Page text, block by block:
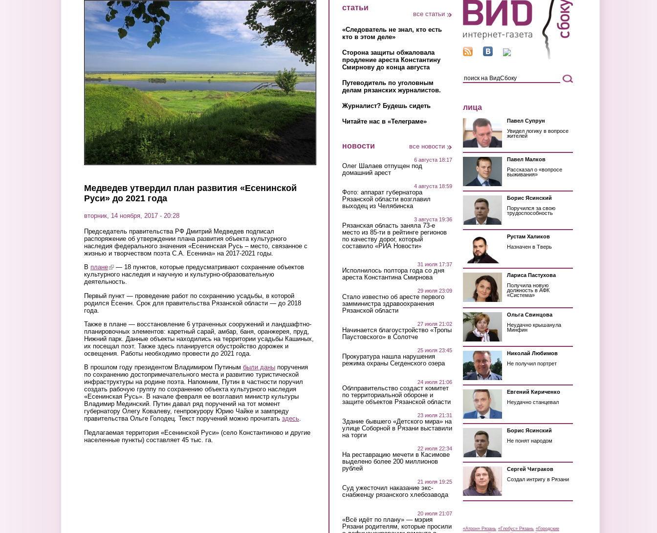
Перейти к основному содержанию
Медведев утвердил план развития «Есенинской
Руси» до 2021 года
вторник, 14 ноября, 2017 - 20:28
Председатель правительства РФ Дмитрий Медведев подписал
распоряжение об утверждении плана развития объекта культурного
наследия федерального значения «Есенинская Русь – место, связанное с
жизнью и творчеством поэта С.А. Есенина» на 2017-2021 годы.
В плане(link is external)
— 18 пунктов, которые предусматривают сохранение объектов
культурного наследия и научную и культурно-образовательную
деятельность.
Первый пункт — проведение работ по сохранению усадьбы, в которой
родился Есенин. Срок для правительства Рязанской области — до 2018
года.
Также в плане — восстановление 6 утраченных сооружений и ландшафтно-
планировочных элементов: каретный сарай, амбар, баня, оранжерея, пруд,
Нижний парк. Данные объекты находились на территории усадьбы Кашиных,
их посещал поэт. Также здесь планируется обустройство дорожек и
освещения. Работы необходимо провести до 2021 года.
В прошлом году президентом Владимиром Путиным были даны поручения
по сохранению достопримечательного места и развитию туристической
инфраструктуры на родине поэта. Напомним, Путин в частности поручил
создать рабочую группу по сохранению объекта культурного наследия
«Есенинская Русь». В начале февраля ее возглавил министр культуры
Владимир Мединский. Путин давал ряд поручений на тот момент
губернатору Олегу Ковалеву, генпрокурору Юрию Чайке и зампреду
правительства Ольге Голодец. Текст поручений можно прочитать здесь.
Педлагаемая территория «Есенинской Руси» (село Константиново и другие
населенные пункты) составляет 45 тыс. га.
статьи
все статьи
«Следователь не знал, кто есть
кто в этом деле»
Сторона защиты обжаловала
продление ареста Константину
Смирнову до конца августа
Путеводитель по уголовным
делам рязанских журналистов.
Журналист? Будешь сидеть
Читайте нас в «Телеграме»
новости все новости
6 августа 18:17
Олег Шалаев отпущен под
домашний арест
4 августа 18:59
Фото: аппарат губернатора
Рязанской области возглавил
выходец из Челябинска
3 августа 19:36
Рязанская область заняла 73-е
место из 85-ти в рейтинге регионов
по качеству дорог, который
составило «РИА Новости»
31 июля 17:37
Исполнилось полтора года со дня
ареста Константина Смирнова
29 июля 23:09
Стало известно об аресте первого
замминистра здравоохранения
Рязанской области
27 июля 21:02
Начинается благоустройство «Тропы
Паустовского» в Солотче
25 июля 23:45
Прокуратура нашла нарушения
режима охраны Сегденского озера
24 июля 21:06
Облправительство создаст комитет
по территориальной обороне и
защите объектов Рязанской области
23 июля 21:31
Здание бывшего «Детского мира» на
улице Соборной в Рязани выставили
на торги
22 июля 22:34
На реставрацию мечети в Касимове
выделено более 200 миллионов
рублей
21 июля 19:25
Суд ужесточил наказание экс-
снабженцу рязанского хлебозавода
20 июля 21:07
«Всё идёт по плану» — мэрия
Рязани родителям, которые просили
лица
Павел Супрун
Увидел логику в вопросе
жителей
Павел Малков
Рассказал о «вопросе
выживания»
Борис Ясинский
Поручился за свою
трудоспособность
Рустам Халиков
Назначен в Тверь
Лариса Пастухова
Получила новую
должность в АФК
«Система»
Ольга Свинцова
Неудачно крышанула
Минфин
Николай Любимов
Не получил портрет
Евгений Кириченко
Неудачно станцевал
Борис Ясинский
Не понят народом
Сергей Чиграков
Создал интригу в Рязани
«Атрон» Рязань «Глобус» Рязань «Городские